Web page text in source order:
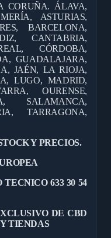
CORUÑA. ÁLAVA,
ASTURIAS,
BARCELONA,
CANTABRIA,
CÓRDOBA,
GUADALAJARA,
JAÉN, LA RIOJA,
LUGO, MADRID,
OURENSE,
SALAMANCA,
TARRAGONA,
Y PRECIOS.
633 30 54
DE CBD
TIENDAS